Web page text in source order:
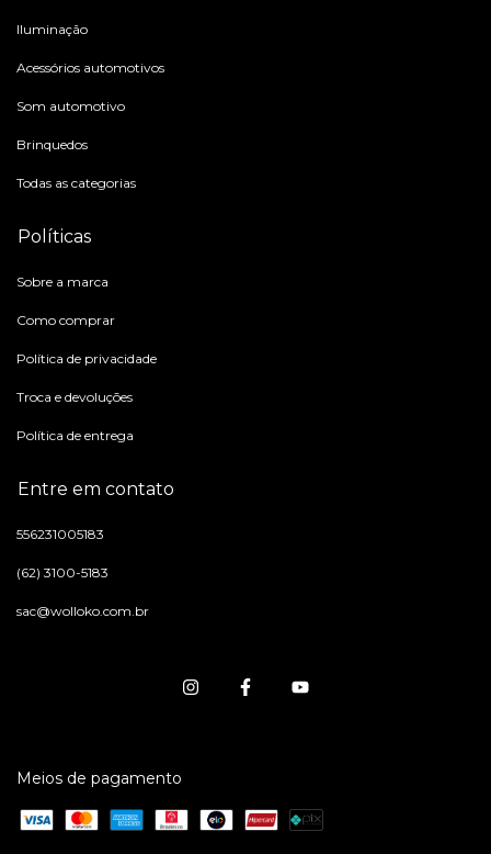
Iluminação
Acessórios automotivos
Som automotivo
Brinquedos
Todas as categorias
Políticas
Sobre a marca
Como comprar
Política de privacidade
Troca e devoluções
Política de entrega
Entre em contato
556231005183
(62) 3100-5183
sac@wolloko.com.br
Meios de pagamento